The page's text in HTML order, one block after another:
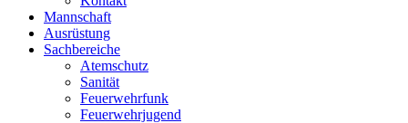
Mannschaft
Ausrüstung
Sachbereiche
Atemschutz
Sanität
Feuerwehrfunk
Feuerwehrjugend